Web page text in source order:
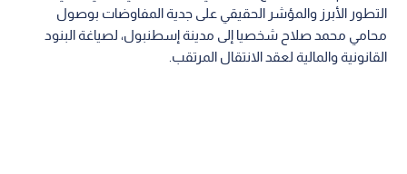
التطور الأبرز والمؤشر الحقيقي على جدية المفاوضات بوصول
محامي محمد صلاح شخصيا إلى مدينة إسطنبول، لصياغة البنود
القانونية والمالية لعقد الانتقال المرتقب.